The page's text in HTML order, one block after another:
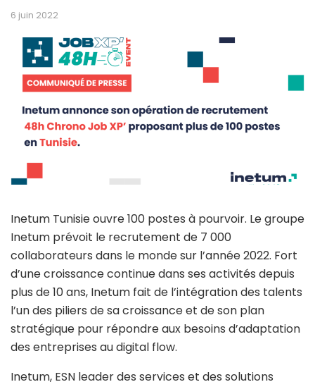
6 juin 2022
Inetum Tunisie ouvre 100 postes à pourvoir. Le groupe
Inetum prévoit le recrutement de 7 000
collaborateurs dans le monde sur l’année 2022. Fort
d’une croissance continue dans ses activités depuis
plus de 10 ans, Inetum fait de l’intégration des talents
l’un des piliers de sa croissance et de son plan
stratégique pour répondre aux besoins d’adaptation
des entreprises au digital flow.
Inetum, ESN leader des services et des solutions